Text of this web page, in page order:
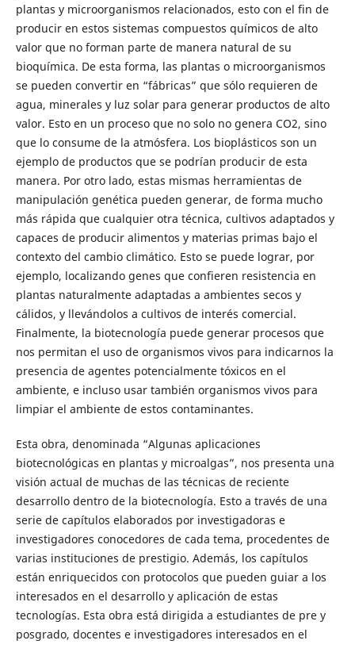
plantas y microorganismos relacionados, esto con el fin de
producir en estos sistemas compuestos químicos de alto
valor que no forman parte de manera natural de su
bioquímica. De esta forma, las plantas o microorganismos
se pueden convertir en “fábricas” que sólo requieren de
agua, minerales y luz solar para generar productos de alto
valor. Esto en un proceso que no solo no genera CO2, sino
que lo consume de la atmósfera. Los bioplásticos son un
ejemplo de productos que se podrían producir de esta
manera. Por otro lado, estas mismas herramientas de
manipulación genética pueden generar, de forma mucho
más rápida que cualquier otra técnica, cultivos adaptados y
capaces de producir alimentos y materias primas bajo el
contexto del cambio climático. Esto se puede lograr, por
ejemplo, localizando genes que confieren resistencia en
plantas naturalmente adaptadas a ambientes secos y
cálidos, y llevándolos a cultivos de interés comercial.
Finalmente, la biotecnología puede generar procesos que
nos permitan el uso de organismos vivos para indicarnos la
presencia de agentes potencialmente tóxicos en el
ambiente, e incluso usar también organismos vivos para
limpiar el ambiente de estos contaminantes.
Esta obra, denominada “Algunas aplicaciones
biotecnológicas en plantas y microalgas”, nos presenta una
visión actual de muchas de las técnicas de reciente
desarrollo dentro de la biotecnología. Esto a través de una
serie de capítulos elaborados por investigadoras e
investigadores conocedores de cada tema, procedentes de
varias instituciones de prestigio. Además, los capítulos
están enriquecidos con protocolos que pueden guiar a los
interesados en el desarrollo y aplicación de estas
tecnologías. Esta obra está dirigida a estudiantes de pre y
posgrado, docentes e investigadores interesados en el